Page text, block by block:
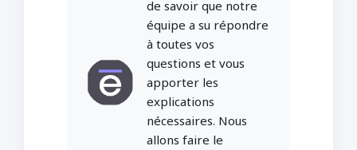
de savoir que notre
équipe a su répondre
à toutes vos
questions et vous
apporter les
explications
nécessaires. Nous
allons faire le